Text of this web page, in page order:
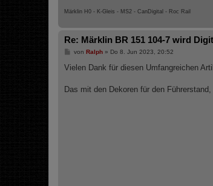
Märklin H0 - K-Gleis - MS2 - CanDigital - Roc Rail
Re: Märklin BR 151 104-7 wird
B
i
a
von Ralph» Do 8. Jun 2023, 20:52
Vielen Dank für diesen Umfangreichen
Das mit den Dekoren für den